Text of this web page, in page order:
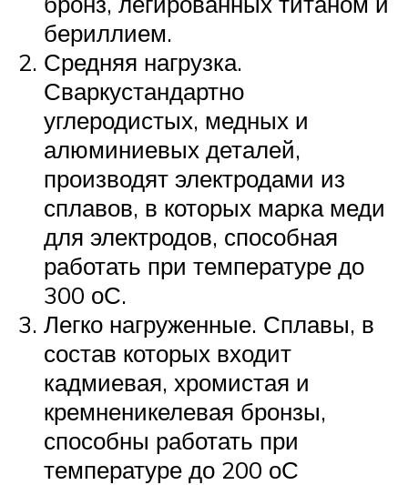
бериллием.
Средняя нагрузка.
Сваркустандартно
углеродистых, медных и
алюминиевых деталей,
производят электродами из
сплавов, в которых марка меди
для электродов, способная
работать при температуре до
300 оС.
Легко нагруженные. Сплавы, в
состав которых входит
кадмиевая, хромистая и
кремненикелевая бронзы,
способны работать при
температуре до 200 оС